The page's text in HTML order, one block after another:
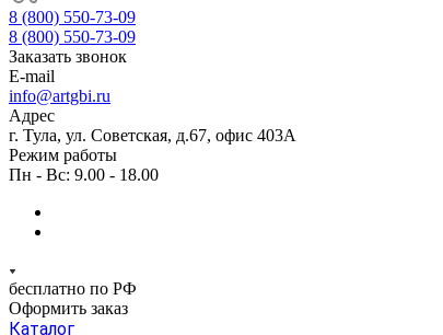
8 (800) 550-73-09
8 (800) 550-73-09
Заказать звонок
E-mail
info@artgbi.ru
Адрес
г. Тула, ул. Советская, д.67, офис 403А
Режим работы
Пн - Вс: 9.00 - 18.00
бесплатно по РФ
Оформить заказ
Каталог